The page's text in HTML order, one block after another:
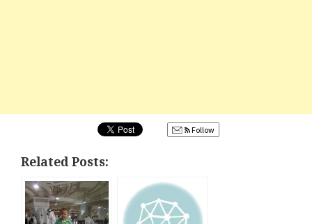
Follow
Related Posts: